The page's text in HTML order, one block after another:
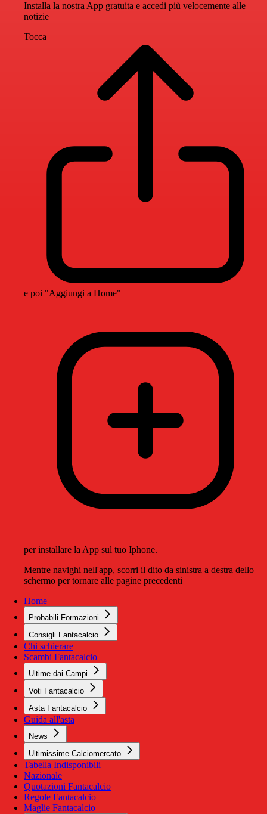
Installa la nostra App gratuita e accedi più velocemente alle
notizie
Tocca
e poi "Aggiungi a Home"
per installare la App sul tuo Iphone.
Mentre navighi nell'app, scorri il dito da sinistra a destra dello
schermo per tornare alle pagine precedenti
Home
Probabili Formazioni
Consigli Fantacalcio
Chi schierare
Scambi Fantacalcio
Ultime dai Campi
Voti Fantacalcio
Asta Fantacalcio
Guida all'asta
News
Ultimissime Calciomercato
Tabella Indisponibili
Nazionale
Quotazioni Fantacalcio
Regole Fantacalcio
Maglie Fantacalcio